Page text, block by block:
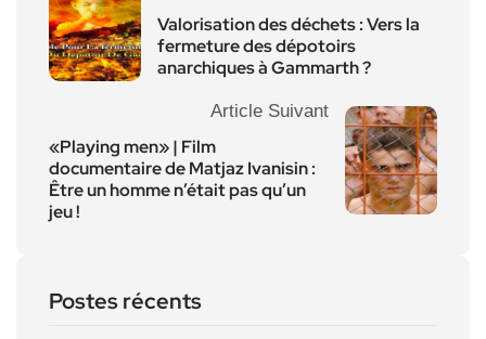
Valorisation des déchets : Vers la
fermeture des dépotoirs
anarchiques à Gammarth ?
Article Suivant
«Playing men» | Film
documentaire de Matjaz Ivanisin :
Être un homme n’était pas qu’un
jeu !
Postes récents